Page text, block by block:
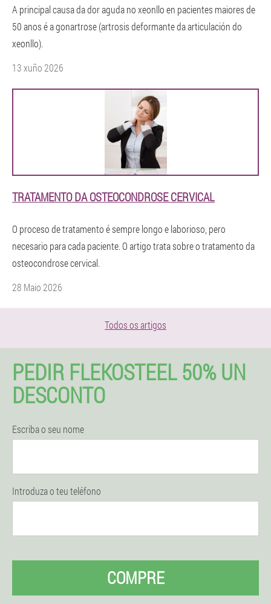
A principal causa da dor aguda no xeonllo en pacientes maiores de
50 anos é a gonartrose (artrosis deformante da articulación do
xeonllo).
13 xuño 2026
TRATAMENTO DA OSTEOCONDROSE CERVICAL
O proceso de tratamento é sempre longo e laborioso, pero
necesario para cada paciente. O artigo trata sobre o tratamento da
osteocondrose cervical.
28 Maio 2026
Todos os artigos
PEDIR FLEKOSTEEL 50% UN
DESCONTO
Escriba o seu nome
Introduza o teu teléfono
COMPRE